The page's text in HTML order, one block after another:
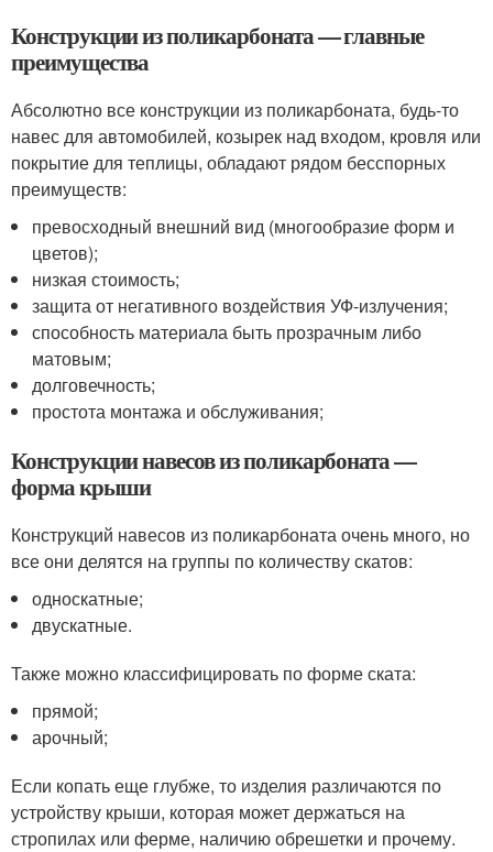
Конструкции из поликарбоната — главные
преимущества
Абсолютно все конструкции из поликарбоната, будь-то
навес для автомобилей, козырек над входом, кровля или
покрытие для теплицы, обладают рядом бесспорных
преимуществ:
превосходный внешний вид (многообразие форм и
цветов);
низкая стоимость;
защита от негативного воздействия УФ-излучения;
способность материала быть прозрачным либо
матовым;
долговечность;
простота монтажа и обслуживания;
Конструкции навесов из поликарбоната —
форма крыши
Конструкций навесов из поликарбоната очень много, но
все они делятся на группы по количеству скатов:
односкатные;
двускатные.
Также можно классифицировать по форме ската:
прямой;
арочный;
Если копать еще глубже, то изделия различаются по
устройству крыши, которая может держаться на
стропилах или ферме, наличию обрешетки и прочему.